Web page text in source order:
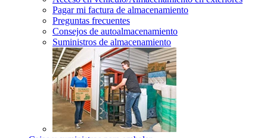
Pagar mi factura de almacenamiento
Preguntas frecuentes
Consejos de autoalmacenamiento
Suministros de almacenamiento